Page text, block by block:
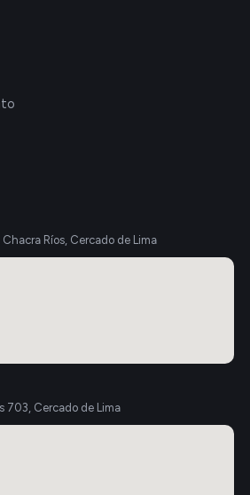
Ríos, Cercado de Lima
703, Cercado de Lima